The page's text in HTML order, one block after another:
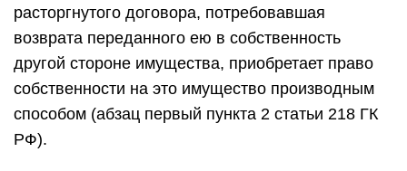
расторгнутого договора, потребовавшая
возврата переданного ею в собственность
другой стороне имущества, приобретает право
собственности на это имущество производным
способом (абзац первый пункта 2 статьи 218 ГК
РФ).